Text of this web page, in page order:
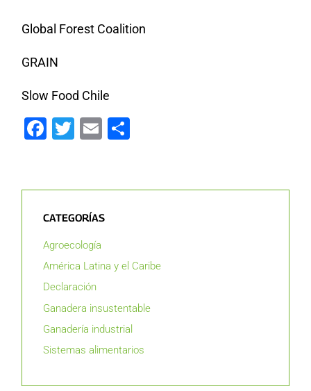
Global Forest Coalition
GRAIN
Slow Food Chile
Facebook
Twitter
Email
CATEGORÍAS
Agroecología
América Latina y el Caribe
Declaración
Ganadera insustentable
Ganadería industrial
Sistemas alimentarios